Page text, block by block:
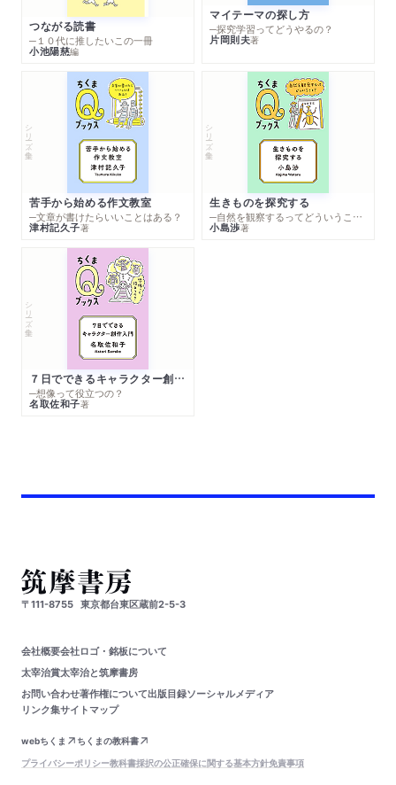
つながる読書
─１０代に推したいこの一冊
小池陽慈編
マイテーマの探し方
─探究学習ってどうやるの？
片岡則夫著
シリーズ・全集
苦手から始める作文教室
─文章が書けたらいいことはある？
津村記久子著
シリーズ・全集
生きものを探究する
─自然を観察するってどういうこと？
小島渉著
シリーズ・全集
７日でできるキャラクター創作入門
─想像って役立つの？
名取佐和子著
〒111-8755 東京都台東区蔵前2-5-3
会社概要会社ロゴ・銘板について
太宰治賞太宰治と筑摩書房
お問い合わせ著作権について出版目録ソーシャルメディア
リンク集サイトマップ
webちくま
ちくまの教科書
プライバシーポリシー教科書採択の公正確保に関する基本方針免責事項